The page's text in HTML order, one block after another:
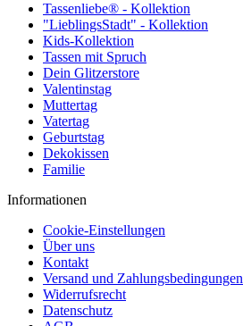
Tassenliebe® - Kollektion
"LieblingsStadt" - Kollektion
Kids-Kollektion
Tassen mit Spruch
Dein Glitzerstore
Valentinstag
Muttertag
Vatertag
Geburtstag
Dekokissen
Familie
Informationen
Cookie-Einstellungen
Über uns
Kontakt
Versand und Zahlungsbedingungen
Widerrufsrecht
Datenschutz